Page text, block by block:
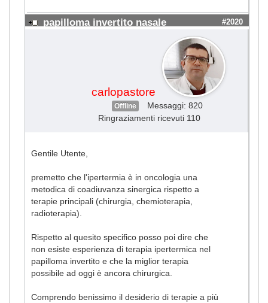
papilloma invertito nasale #2020
carlopastore
Offline
Messaggi: 820
Ringraziamenti ricevuti 110
Gentile Utente,
premetto che l'ipertermia è in oncologia una
metodica di coadiuvanza sinergica rispetto a
terapie principali (chirurgia, chemioterapia,
radioterapia).
Rispetto al quesito specifico posso poi dire che
non esiste esperienza di terapia ipertermica nel
papilloma invertito e che la miglior terapia
possibile ad oggi è ancora chirurgica.
Comprendo benissimo il desiderio di terapie a più